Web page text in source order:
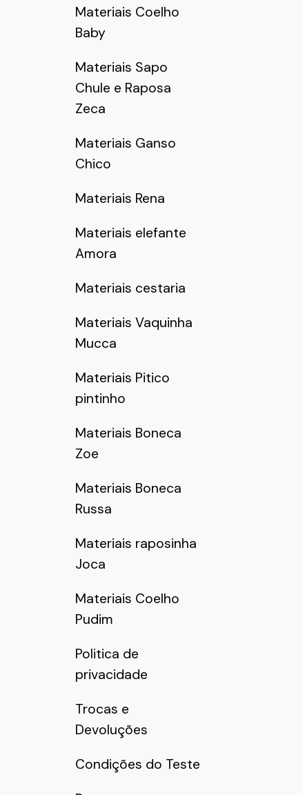
Materiais Coelho
Baby
Materiais Sapo
Chule e Raposa
Zeca
Materiais Ganso
Chico
Materiais Rena
Materiais elefante
Amora
Materiais cestaria
Materiais Vaquinha
Mucca
Materiais Pitico
pintinho
Materiais Boneca
Zoe
Materiais Boneca
Russa
Materiais raposinha
Joca
Materiais Coelho
Pudim
Politica de
privacidade
Trocas e
Devoluções
Condições do Teste